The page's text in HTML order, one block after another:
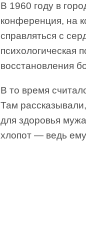
В 1960 году в
конференция, на
справляться с
психологическая
восстановления
В то время
Там
для здоровья
хлопот — ведь ему